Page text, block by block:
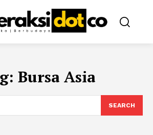
Bursa Asia
SEARCH